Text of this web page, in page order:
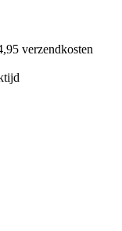
verzendkosten